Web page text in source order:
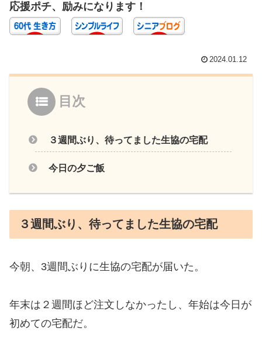
応援ポチ、励みになります！
2024.01.12
目次
３週間ぶり、待ってました生協の宅配
今日の夕ご飯
３週間ぶり、待ってました生協の宅配
今朝、3週間ぶりに生協の宅配が届いた。
年末は２週間ほど注文しなかったし、年始は今日が
初めての宅配だ。